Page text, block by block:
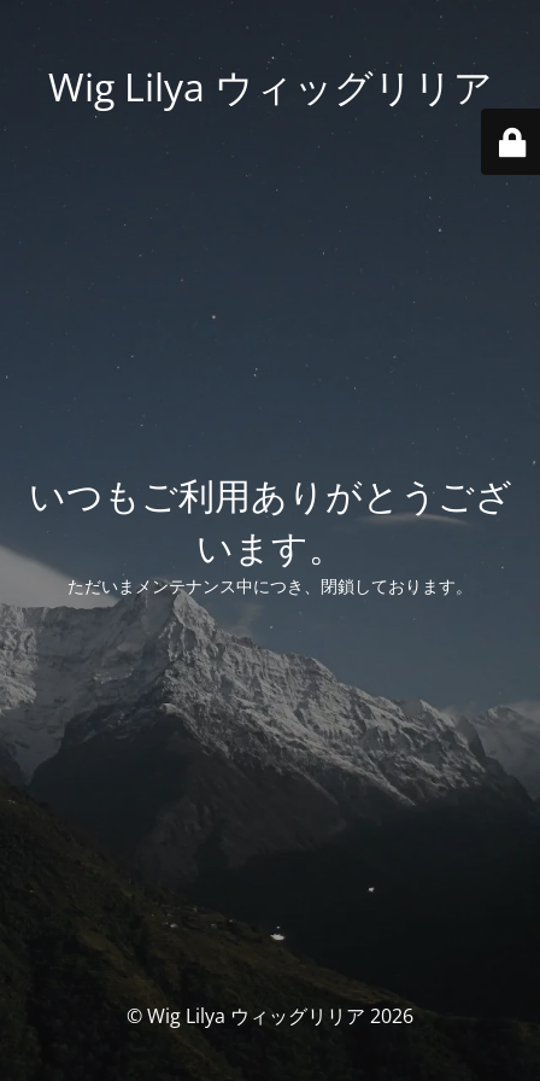
Wig Lilya ウィッグリリア
いつもご利用ありがとうござ
います。
ただいまメンテナンス中につき、閉鎖しております。
© Wig Lilya ウィッグリリア 2026